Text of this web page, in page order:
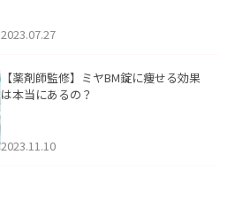
2023.07.27
【薬剤師監修】ミヤBM錠に痩せる効果
は本当にあるの？
2023.11.10